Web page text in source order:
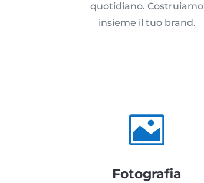
quotidiano. Costruiamo
insieme il tuo brand.

Fotografia